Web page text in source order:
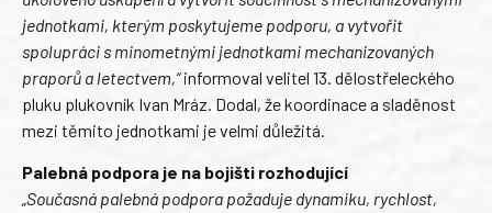
jednotkami, kterým poskytujeme podporu, a vytvořit
spolupráci s minometnými jednotkami mechanizovaných
praporů a letectvem,“informoval velitel 13. dělostřeleckého
pluku plukovník Ivan Mráz. Dodal, že koordinace a sladěnost
mezi těmito jednotkami je velmi důležitá.
Palebná podpora je na bojišti rozhodující
„Současná palebná podpora požaduje dynamiku, rychlost,